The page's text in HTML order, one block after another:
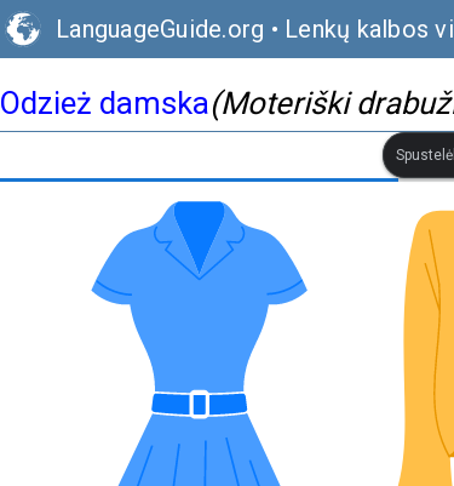
LanguageGuide.org • Lenkų kalbos
Odzież damska(Moteriški